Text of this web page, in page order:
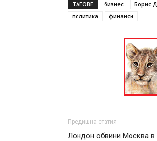
ТАГОВЕ бизнес Борис
политика
финанси
Предишна статия
Лондон обвини Москва в